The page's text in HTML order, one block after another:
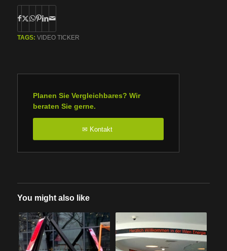
TAGS: VIDEO TICKER
Planen Sie Vergleichbares? Wir
beraten Sie gerne.
✉ Kontakt
You might also like